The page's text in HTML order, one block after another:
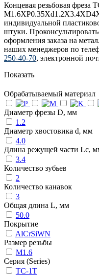
Концевая резьбовая фреза
индивидуальной
штуки.
оформления заказа на
наших менеджеров по
250-40-70, электронной
Показать
Обрабатываемый материал
Диаметр фрезы D, мм
1.2
Диаметр хвостовика d, мм
4.0
Длина режущей части Lc,
3.4
Количество зубьев
2
Количество канавок
3
Общая длина L, мм
50.0
Покрытие
AlCrSiWN
Размер резьбы
M1.6
Серия (Series)
TC-1T